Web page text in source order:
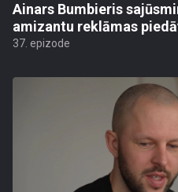
Ainars Bumbieris
amizantu reklāmas
37. epizode